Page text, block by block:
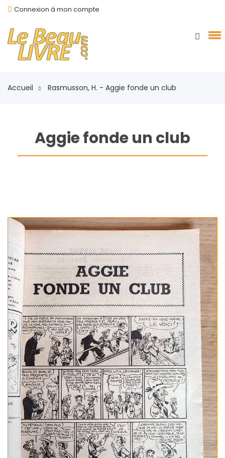
Connexion à mon compte
Accueil Rasmusson, H. - Aggie fonde un club
Aggie fonde un club